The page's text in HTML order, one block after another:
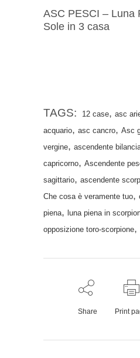
ASC PESCI – Luna
Sole in 3 casa
TAGS: 12 case, asc
acquario, asc cancro, Asc
vergine, ascendente
capricorno, Ascendente
sagittario, ascendente
Che cosa è veramente tuo,
piena, luna piena in
opposizione toro-scorpione,
Share Print